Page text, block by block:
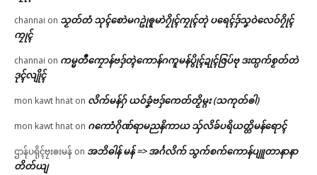
channai on သၟတ်တံ သုၚ်စောဲမဂဥုဲၜူမာဲဂၠိုၚ်ကၠုၚ်တုဲ ပရေၚ်ဒှ်သၞဝဲလေဝ်ဂၠိုၚ်
ကၠုၚ်
channai on ကမ္မတဳကၠောန်ဗဒှ်တ္ၚဲကောန်ဂကူမန်ပွိုၚ်ဍုၚ်ဇြပ်ဗု ဒးထ္ပက်စၟတ်တဲ
ဒုၚ်လျိုၚ်
mon kawt hnat on လိက်မန်ဂှ် ယဝ်ခၞံဗဒှ်ကေတ်တၟိမ္ဂး (သကုတ်ၜါ)
mon kawt hnat on ဂကောံဂိုဏ်ရာမညနိကာယ သှ်လိခ်ပရိယတ္တိမန်ရောၚ်
ဌာန်ပရိုၚ်ဗၠးၜးမန် on အဘိဓါန် မန် => အၚ်္ဂလိက် သွက်စက်ကောန်ပျူတာနာနာ
တိတ်ယျ